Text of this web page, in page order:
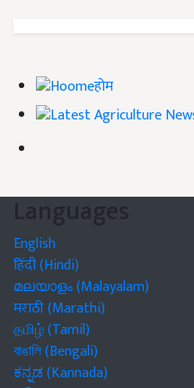
होम
Languages
English
हिंदी (Hindi)
മലയാളം (Malayalam)
मराठी (Marathi)
தமிழ் (Tamil)
বাঙালি (Bengali)
ಕನ್ನಡ (Kannada)